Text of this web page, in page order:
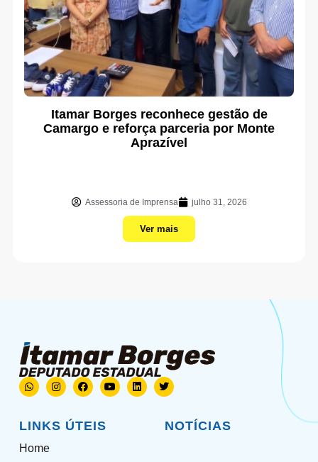
Itamar Borges reconhece gestão de
Camargo e reforça parceria por Monte
Aprazível
Assessoria de Imprensa julho 31, 2026
Ver mais
LINKS ÚTEIS
Home
NOTÍCIAS